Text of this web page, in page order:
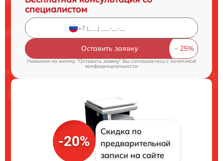
специалистом
Оставить заявку
Нажимая на кнопку "Оставить заявку" Вы соглашаетесь cполитикой
конфиденциальности
-20%
Скидка по
предварительной
записи на сайте